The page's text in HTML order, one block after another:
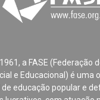
a FASE (Federação
e Educacional) é uma
educação popular e